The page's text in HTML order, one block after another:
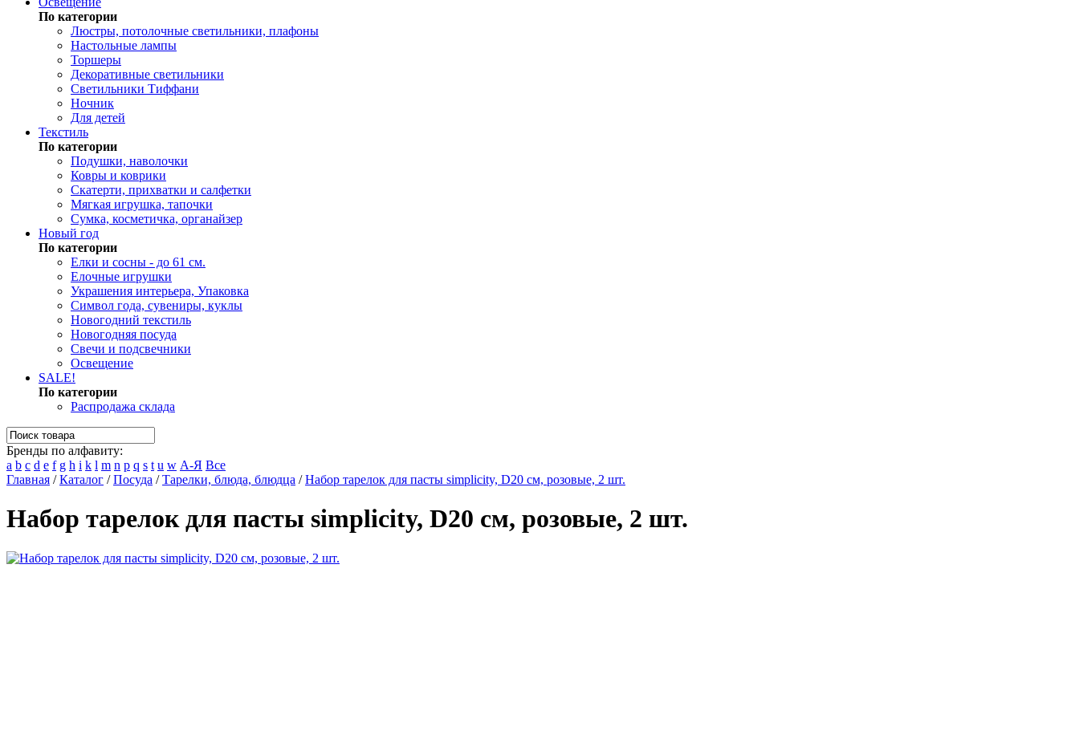
По категории
Люстры, потолочные светильники, плафоны
Настольные лампы
Торшеры
Декоративные светильники
Светильники Тиффани
Ночник
Для детей
Текстиль
По категории
Подушки, наволочки
Ковры и коврики
Скатерти, прихватки и салфетки
Мягкая игрушка, тапочки
Сумка, косметичка, органайзер
Новый год
По категории
Елки и сосны - до 61 см.
Елочные игрушки
Украшения интерьера, Упаковка
Символ года, сувениры, куклы
Новогодний текстиль
Новогодняя посуда
Свечи и подсвечники
Освещение
SALE!
По категории
Распродажа склада
Бренды по алфавиту:
a b c d e f g h i k l m n p q s t u w А-Я Все
Главная /Каталог /Посуда /Тарелки, блюда, блюдца /Набор тарелок для пасты simplicity, D20 см, розовые, 2 шт.
Набор тарелок для пасты simplicity, D20 см, розовые, 2 шт.